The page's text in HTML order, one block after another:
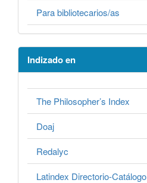
Para bibliotecarios/as
Indizado en
The Philosopher’s Index
Doaj
Redalyc
Latindex Directorio-Catálogo